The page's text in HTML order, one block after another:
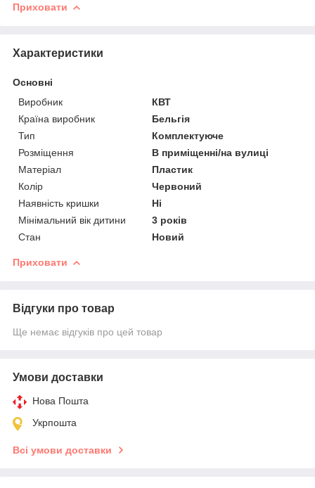
Приховати
Характеристики
Основні
Виробник
КВТ
Країна виробник
Бельгія
Тип
Комплектуюче
Розміщення
В приміщенні/на вулиці
Матеріал
Пластик
Колір
Червоний
Наявність кришки
Ні
Мінімальний вік дитини
3 років
Стан
Новий
Приховати
Відгуки про товар
Ще немає відгуків про цей товар
Умови доставки
Нова Пошта
Укрпошта
Всі умови доставки